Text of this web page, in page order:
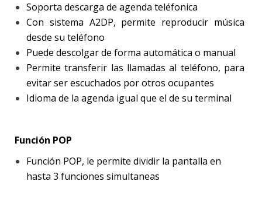
Soporta descarga de agenda teléfonica
Con sistema A2DP, permite reproducir música
desde su teléfono
Puede descolgar de forma automática o manual
Permite transferir las llamadas al teléfono, para
evitar ser escuchados por otros ocupantes
Idioma de la agenda igual que el de su terminal
Función POP
Función POP, le permite dividir la pantalla en
hasta 3 funciones simultaneas